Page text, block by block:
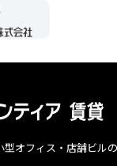
型オフィス・店舗ビル